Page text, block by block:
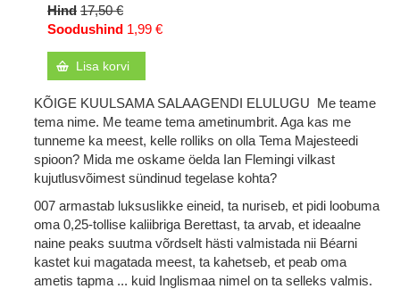
Hind 17,50 €
Soodushind 1,99 €
Lisa korvi
KÕIGE KUULSAMA SALAAGENDI ELULUGU Me teame
tema nime. Me teame tema ametinumbrit. Aga kas me
tunneme ka meest, kelle rolliks on olla Tema Majesteedi
spioon? Mida me oskame öelda Ian Flemingi vilkast
kujutlusvõimest sündinud tegelase kohta?
007 armastab luksuslikke eineid, ta nuriseb, et pidi loobuma
oma 0,25-tollise kaliibriga Berettast, ta arvab, et ideaalne
naine peaks suutma võrdselt hästi valmistada nii Béarni
kastet kui magatada meest, ta kahetseb, et peab oma
ametis tapma ... kuid Inglismaa nimel on ta selleks valmis.